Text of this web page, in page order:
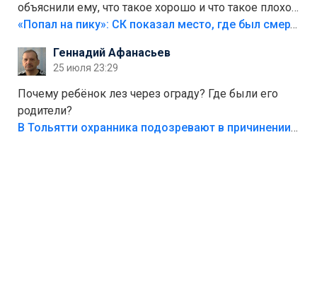
объяснили ему, что такое хорошо и что такое плохо!
Лезть через такой забор,верх безумия,есть же
свою судьбу.
«Попал на пику»: СК показал место, где был смертельно травмирован ребенок в Тольятти
Геннадий Афанасьев
25 июля 23:29
Почему ребёнок лез через ограду? Где были его
родители?
В Тольятти охранника подозревают в причинении смерти ребенку